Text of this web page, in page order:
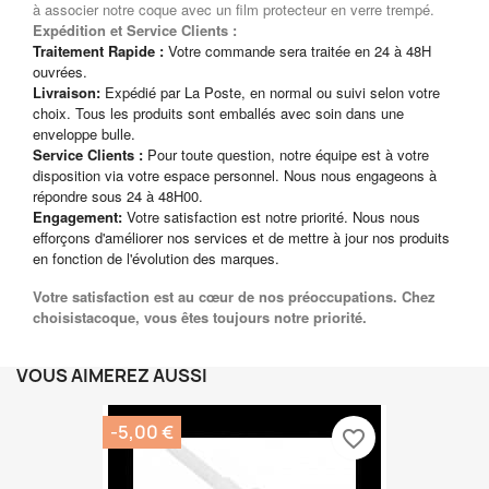
à associer notre coque avec un film protecteur en verre trempé.
Expédition et Service Clients :
Traitement Rapide : Votre commande sera traitée en 24 à 48H
ouvrées.
Livraison: Expédié par La Poste, en normal ou suivi selon votre
choix. Tous les produits sont emballés avec soin dans une
enveloppe bulle.
Service Clients : Pour toute question, notre équipe est à votre
disposition via votre espace personnel. Nous nous engageons à
répondre sous 24 à 48H00.
Engagement: Votre satisfaction est notre priorité. Nous nous
efforçons d'améliorer nos services et de mettre à jour nos produits
en fonction de l'évolution des marques.
Votre satisfaction est au cœur de nos préoccupations. Chez
choisistacoque, vous êtes toujours notre priorité.
VOUS AIMEREZ AUSSI
-5,00 € favorite_border